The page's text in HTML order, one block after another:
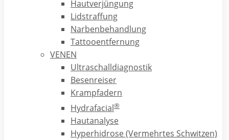
Hautverjüngung
Lidstraffung
Narbenbehandlung
Tattooentfernung
VENEN
Ultraschalldiagnostik
Besenreiser
Krampfadern
Hydrafacial®
Hautanalyse
Hyperhidrose (Vermehrtes Schwitzen)
heute wieder vermuten: dass nämlich Tattoos
gesundheitliche Risiken in sich tragen können! Aktuelle
Studien bei Leistungssportlern legen nahe, dass durch
großflächige Tätowierungen der Wärmeaustausch der Haut
gestört und das Immunsystem geschwächt wird, welches
sich bei frisch Tätowierten in einer Minderung der
Leistungsfähigkeit von bis zu 5% auswirken kann! Diese
Ergebnisse haben Prof.Ingo Froböse von der deutschen
Sporthochschule in Köln im Sommer 2017 zu der
Empfehlung veranlaßt, in der Bundesliga ein Tattoo-Verbot